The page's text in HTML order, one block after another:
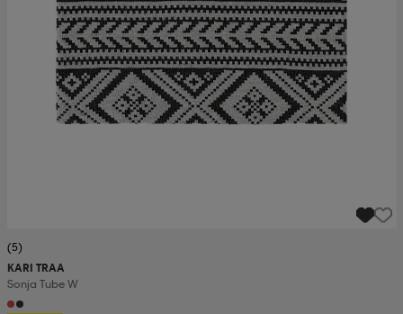
(5)
KARI TRAA
Sonja Tube W